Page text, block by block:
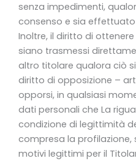
senza impedimenti,
consenso e sia
Inoltre, il diritto di
siano trasmessi
altro titolare qualora ciò
diritto di opposizione –
opporsi, in qualsiasi
dati personali che La
condizione di legittimità
compresa la profilazione,
motivi legittimi per il